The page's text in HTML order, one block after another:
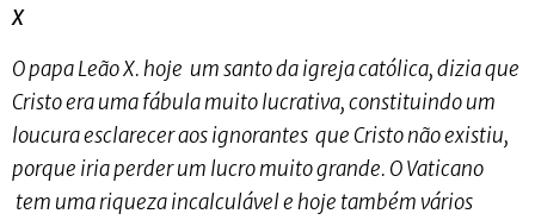
X
O papa Leão X. hoje um santo da igreja católica, dizia que
Cristo era uma fábula muito lucrativa, constituindo um
loucura esclarecer aos ignorantes que Cristo não existiu,
porque iria perder um lucro muito grande. O Vaticano
tem uma riqueza incalculável e hoje também vários